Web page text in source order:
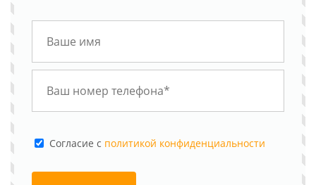
Cогласие с политикой конфиденциальности